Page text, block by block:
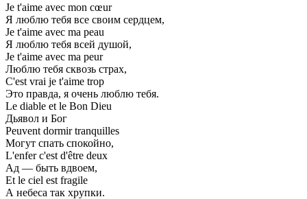
Je t'aime avec mon cœur
Я люблю тебя все своим сердцем,
Je t'aime avec ma peau
Я люблю тебя всей душой,
Je t'aime avec ma peur
Люблю тебя сквозь страх,
C'est vrai je t'aime trop
Это правда, я очень люблю тебя.
Le diable et le Bon Dieu
Дьявол и Бог
Peuvent dormir tranquilles
Могут спать спокойно,
L'enfer c'est d'être deux
Ад — быть вдвоем,
Et le ciel est fragile
А небеса так хрупки.